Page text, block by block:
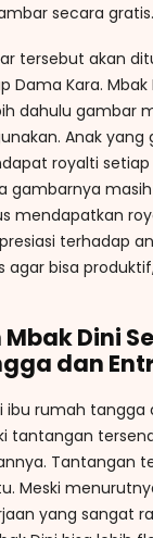
secara gratis.
tersebut akan
Dama Kara. Mbak
dahulu gambar
Anak yang
royalti setiap
gambarnya
mendapatkan
terhadap
agar bisa
Dini
dan
ibu rumah
tantangan
Tantangan
Meski
yang sangat